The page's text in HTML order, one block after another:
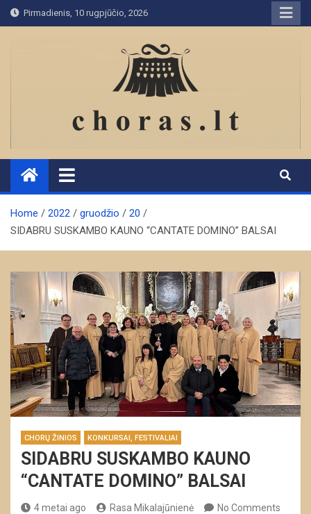
Skip
to
Pirmadienis, 10 rugpjūčio, 2026
Home 2022 gruodžio
20
SIDABRU SUSKAMBO KAUNO “CANTATE DOMINO” BALSAI
CHORŲ ŽINIOS KONKURSAI, FESTIVALIAI
SIDABRU SUSKAMBO KAUNO
“CANTATE DOMINO” BALSAI
4 metai ago Rasa Mikalajūnienė No Comments